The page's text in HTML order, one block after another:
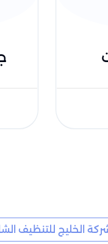
الخليج للتنظيف